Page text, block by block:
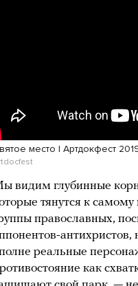
место | Артдокфест
видим глубинные
тянутся к
православных,
реальные
как